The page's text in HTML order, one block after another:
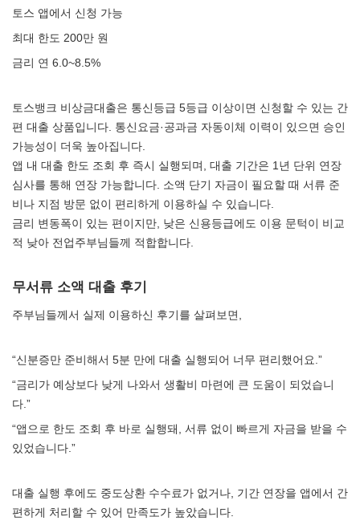
토스 앱에서 신청 가능
최대 한도 200만 원
금리 연 6.0~8.5%
토스뱅크 비상금대출은 통신등급 5등급 이상이면 신청할 수 있는 간
편 대출 상품입니다. 통신요금·공과금 자동이체 이력이 있으면 승인
가능성이 더욱 높아집니다.
앱 내 대출 한도 조회 후 즉시 실행되며, 대출 기간은 1년 단위 연장
심사를 통해 연장 가능합니다. 소액 단기 자금이 필요할 때 서류 준
비나 지점 방문 없이 편리하게 이용하실 수 있습니다.
금리 변동폭이 있는 편이지만, 낮은 신용등급에도 이용 문턱이 비교
적 낮아 전업주부님들께 적합합니다.
무서류 소액 대출 후기
주부님들께서 실제 이용하신 후기를 살펴보면,
“신분증만 준비해서 5분 만에 대출 실행되어 너무 편리했어요.”
“금리가 예상보다 낮게 나와서 생활비 마련에 큰 도움이 되었습니
다.”
“앱으로 한도 조회 후 바로 실행돼, 서류 없이 빠르게 자금을 받을 수
있었습니다.”
대출 실행 후에도 중도상환 수수료가 없거나, 기간 연장을 앱에서 간
편하게 처리할 수 있어 만족도가 높았습니다.